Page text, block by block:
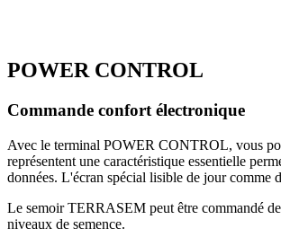
POWER CONTROL
Commande confort électronique
Avec le terminal POWER CONTROL, vous
représentent une caractéristique essentielle
données. L'écran spécial lisible de jour comme
Le semoir TERRASEM peut être commandé de
niveaux de semence.